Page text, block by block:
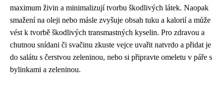
maximum živin a minimalizují tvorbu škodlivých látek. Naopak
smažení na oleji nebo másle zvyšuje obsah tuku a kalorií a může
vést k tvorbě škodlivých transmastných kyselin. Pro zdravou a
chutnou snídani či svačinu zkuste vejce uvařit natvrdo a přidat je
do salátu s čerstvou zeleninou, nebo si připravte omeletu v páře s
bylinkami a zeleninou.